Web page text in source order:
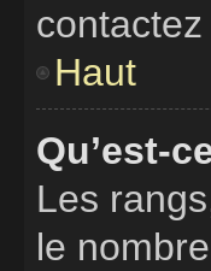
Haut
Qu’est-
Les
le